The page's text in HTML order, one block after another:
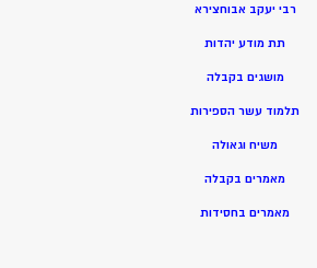
רבי יעקב אבוחצירא
תת מודע יהדות
מושגים בקבלה
תלמוד עשר הספירות
משיח וגאולה
מאמרים בקבלה
מאמרים בחסידות